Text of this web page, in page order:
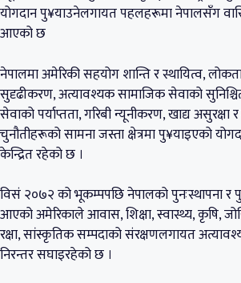
योगदान पु¥याउनेलगायत पहलहरूमा नेपालसँग
आएको छ
नेपालमा अमेरिकी सहयोग शान्ति र स्थायित्व,
सुदृढीकरण, अत्यावश्यक सामाजिक सेवाको
सेवाको पर्याप्तता, गरिबी न्यूनीकरण, खाद्य असुरक्षा
चुनौतीहरूको सामना जस्ता क्षेत्रमा पु¥याइएको
केन्द्रित रहेको छ ।
विसं २०७२ को भूकम्पपछि नेपालको पुनःस्थापना र
आएको अमेरिकाले आवास, शिक्षा, स्वास्थ्य, कृषि,
रक्षा, सांस्कृतिक सम्पदाको संरक्षणलगायत
निरन्तर सघाइरहेको छ ।